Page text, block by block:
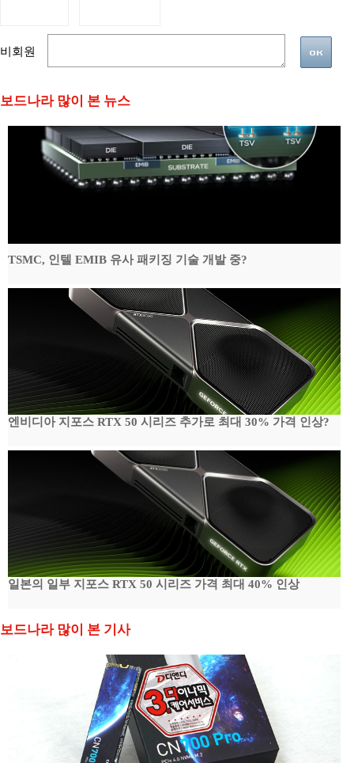
비회원
보드나라 많이 본 뉴스
TSMC, 인텔 EMIB 유사 패키징 기술 개발 중?
엔비디아 지포스 RTX 50 시리즈 추가로 최대 30% 가격 인상?
일본의 일부 지포스 RTX 50 시리즈 가격 최대 40% 인상
보드나라 많이 본 기사